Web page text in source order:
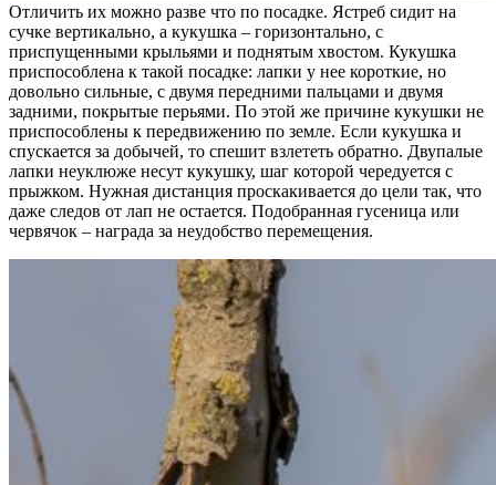
Отличить их можно разве что по посадке. Ястреб сидит на
сучке вертикально, а кукушка – горизонтально, с
приспущенными крыльями и поднятым хвостом. Кукушка
приспособлена к такой посадке: лапки у нее короткие, но
довольно сильные, с двумя передними пальцами и двумя
задними, покрытые перьями. По этой же причине кукушки не
приспособлены к передвижению по земле. Если кукушка и
спускается за добычей, то спешит взлететь обратно. Двупалые
лапки неуклюже несут кукушку, шаг которой чередуется с
прыжком. Нужная дистанция проскакивается до цели так, что
даже следов от лап не остается. Подобранная гусеница или
червячок – награда за неудобство перемещения.